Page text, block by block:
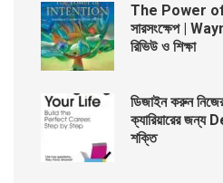
The Power of
সারসংক্ষেপ |
রিভিউ ও শিক্ষা
ডিজাইন করুন
ক্যারিয়ারের
শক্তি